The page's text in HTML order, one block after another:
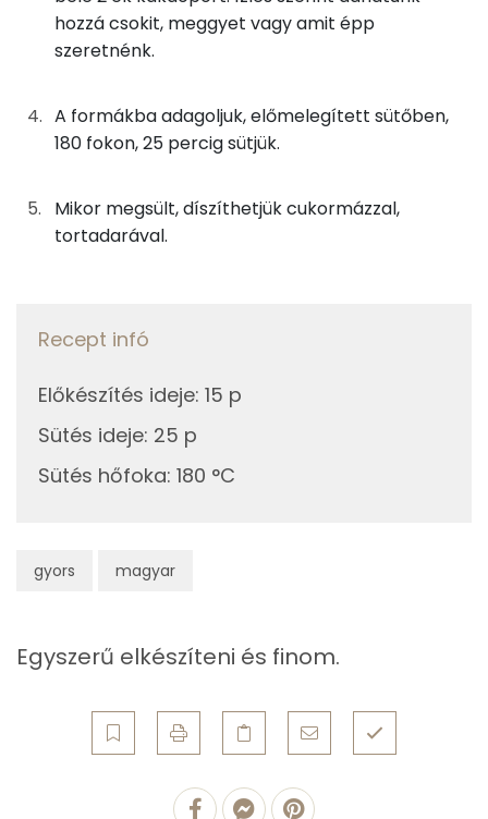
gyors magyar
28g tojás
vaníliás cukor
19 kcal
3gsütőpor
2g citromhéj
1 kcal
13g csokoládédara
5g cukrozatlan kakaópor
Összesen
Kálcium
Szelén
Kolin:
C vitamin:
Riboflavin - B2 vitamin:
Összesen
Telített zsírsav
Egyszeresen telítetlen zsírsav:
13 g
Többszörösen telítetlen zsírsav
hozzá csokit, meggyet vagy amit épp
szeretnénk.
A formákba adagoljuk, előmelegített sütőben,
180 fokon, 25 percig sütjük.
Mikor megsült, díszíthetjük cukormázzal,
tortadarával.
Recept infó
Előkészítés ideje: 15 p
Sütés ideje: 25 p
Sütés hőfoka: 180 °C
Egyszerű elkészíteni és finom.